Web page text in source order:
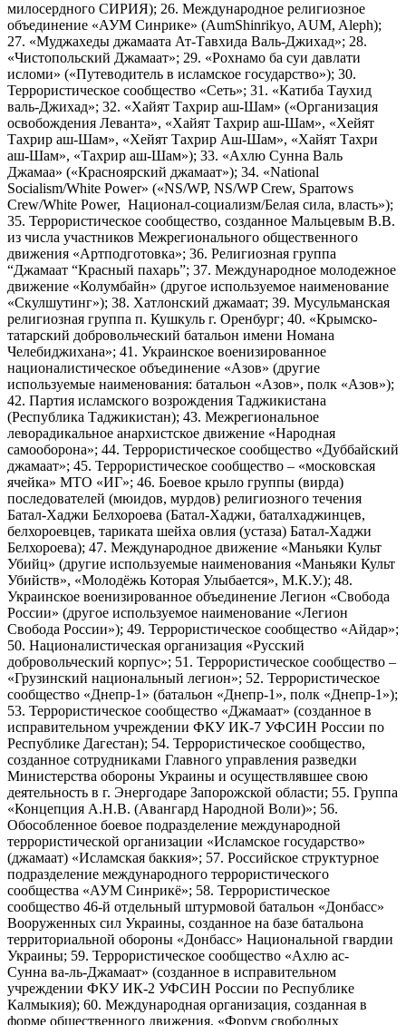
милосердного СИРИЯ); 26. Международное религиозное
объединение «АУМ Синрике» (AumShinrikyo, AUM, Aleph);
27. «Муджахеды джамаата Ат-Тавхида Валь-Джихад»; 28.
«Чистопольский Джамаат»; 29. «Рохнамо ба суи давлати
исломи» («Путеводитель в исламское государство»); 30.
Террористическое сообщество «Сеть»; 31. «Катиба Таухид
валь-Джихад»; 32. «Хайят Тахрир аш-Шам» («Организация
освобождения Леванта», «Хайят Тахрир аш-Шам», «Хейят
Тахрир аш-Шам», «Хейят Тахрир Аш-Шам», «Хайят Тахри
аш-Шам», «Тахрир аш-Шам»); 33. «Ахлю Сунна Валь
Джамаа» («Красноярский джамаат»); 34. «National
Socialism/White Power» («NS/WP, NS/WP Crew, Sparrows
Crew/White Power, Национал-социализм/Белая сила, власть»);
35. Террористическое сообщество, созданное Мальцевым В.В.
из числа участников Межрегионального общественного
движения «Артподготовка»; 36. Религиозная группа
“Джамаат “Красный пахарь”; 37. Международное молодежное
движение «Колумбайн» (другое используемое наименование
«Скулшутинг»); 38. Хатлонский джамаат; 39. Мусульманская
религиозная группа п. Кушкуль г. Оренбург; 40. «Крымско-
татарский добровольческий батальон имени Номана
Челебиджихана»; 41. Украинское военизированное
националистическое объединение «Азов» (другие
используемые наименования: батальон «Азов», полк «Азов»);
42. Партия исламского возрождения Таджикистана
(Республика Таджикистан); 43. Межрегиональное
леворадикальное анархистское движение «Народная
самооборона»; 44. Террористическое сообщество «Дуббайский
джамаат»; 45. Террористическое сообщество – «московская
ячейка» МТО «ИГ»; 46. Боевое крыло группы (вирда)
последователей (мюидов, мурдов) религиозного течения
Батал-Хаджи Белхороева (Батал-Хаджи, баталхаджинцев,
белхороевцев, тариката шейха овлия (устаза) Батал-Хаджи
Белхороева); 47. Международное движение «Маньяки Культ
Убийц» (другие используемые наименования «Маньяки Культ
Убийств», «Молодёжь Которая Улыбается», М.К.У.); 48.
Украинское военизированное объединение Легион «Свобода
России» (другое используемое наименование «Легион
Свобода России»); 49. Террористическое сообщество «Айдар»;
50. Националистическая организация «Русский
добровольческий корпус»; 51. Террористическое сообщество –
«Грузинский национальный легион»; 52. Террористическое
сообщество «Днепр-1» (батальон «Днепр-1», полк «Днепр-1»);
53. Террористическое сообщество «Джамаат» (созданное в
исправительном учреждении ФКУ ИК-7 УФСИН России по
Республике Дагестан); 54. Террористическое сообщество,
созданное сотрудниками Главного управления разведки
Министерства обороны Украины и осуществлявшее свою
деятельность в г. Энергодаре Запорожской области; 55. Группа
«Концепция А.Н.В. (Авангард Народной Воли)»; 56.
Обособленное боевое подразделение международной
террористической организации «Исламское государство»
(джамаат) «Исламская баккия»; 57. Российское структурное
подразделение международного террористического
сообщества «АУМ Синрикё»; 58. Террористическое
сообщество 46-й отдельный штурмовой батальон «Донбасс»
Вооруженных сил Украины, созданное на базе батальона
территориальной обороны «Донбасс» Национальной гвардии
Украины; 59. Террористическое сообщество «Ахлю ас-
Сунна ва-ль-Джамаат» (созданное в исправительном
учреждении ФКУ ИК-2 УФСИН России по Республике
Калмыкия); 60. Международная организация, созданная в
форме общественного движения, «Форум свободных